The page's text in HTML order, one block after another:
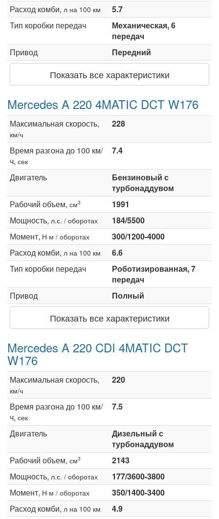
Расход комби, л на 100 км
5.7
Тип коробки передач
Механическая, 6
передач
Привод
Передний
Показать все характеристики
Mercedes A 220 4MATIC DCT W176
Максимальная скорость,
км/ч
228
Время разгона до 100 км/
ч, сек
7.4
Двигатель
Бензиновый с
турбонаддувом
Рабочий объем, см3
1991
Мощность, л.с. / оборотах
184/5500
Момент, Н·м / оборотах
300/1200-4000
Расход комби, л на 100 км
6.6
Тип коробки передач
Роботизированная, 7
передач
Привод
Полный
Показать все характеристики
Mercedes A 220 CDI 4MATIC DCT
W176
Максимальная скорость,
км/ч
220
Время разгона до 100 км/
ч, сек
7.5
Двигатель
Дизельный с
турбонаддувом
Рабочий объем, см3
2143
Мощность, л.с. / оборотах
177/3600-3800
Момент, Н·м / оборотах
350/1400-3400
Расход комби, л на 100 км
4.9